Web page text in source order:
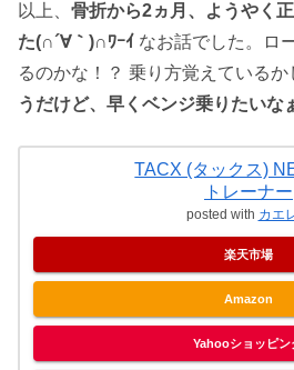
以上、 骨折から2ヵ月、ようやく
た(∩´∀｀)∩ﾜｰｲ なお話でした。ロ
るのかな！？ 乗り方覚えているか
うだけど、早くベンジ乗りたいな
TACX (タックス)
トレーナー
posted with カエ
楽天市場
Amazon
Yahooショッピン